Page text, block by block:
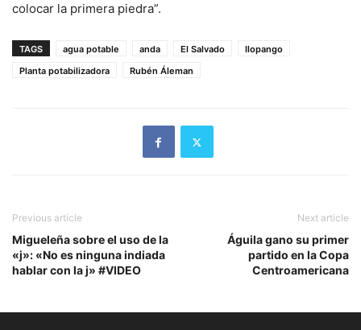
colocar la primera piedra”.
TAGS agua potable anda El Salvado
Ilopango
Planta potabilizadora
Rubén Áleman
Previous article
Migueleña sobre el uso de la
«j»: «No es ninguna indiada
hablar con la j» #VIDEO
Next article
Águila gano su primer
partido en la Copa
Centroamericana